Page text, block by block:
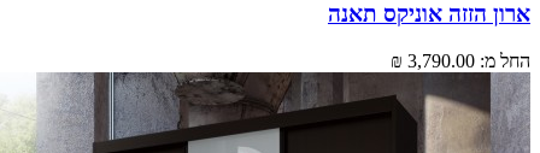
הזזה אוניקס תאנה
מ: 3,790.00 ₪